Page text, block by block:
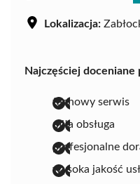
Lokalizacja:
Najczęściej
fachowy serwis
miła obsługa
profesjonalne
wysoka jakość